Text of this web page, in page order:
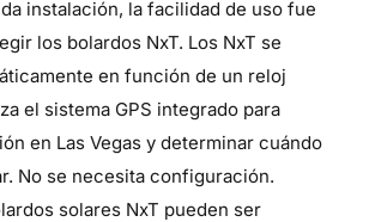
instalación, la facilidad de uso fue
los bolardos NxT. Los NxT se
en función de un reloj
el sistema GPS integrado para
en Las Vegas y determinar cuándo
No se necesita configuración.
solares NxT pueden ser